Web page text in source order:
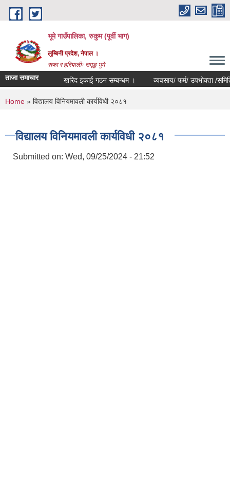
Skip to main content
भूमे गाउँपालिका, रुकुम (पूर्वी भाग)
लुम्बिनी प्रदेश, नेपाल ।
सफा र हरियालीः समृद्ध भूमे
ताजा समाचार खरिद इकाई गठन सम्बन्धम । व्यवसाय/ फर्म/ उपभोक्ता /समिति/
You are here
Home » विद्यालय विनियमावली कार्यविधी २०८१
विद्यालय विनियमावली कार्यविधी २०८१
Submitted on: Wed, 09/25/2024 - 21:52